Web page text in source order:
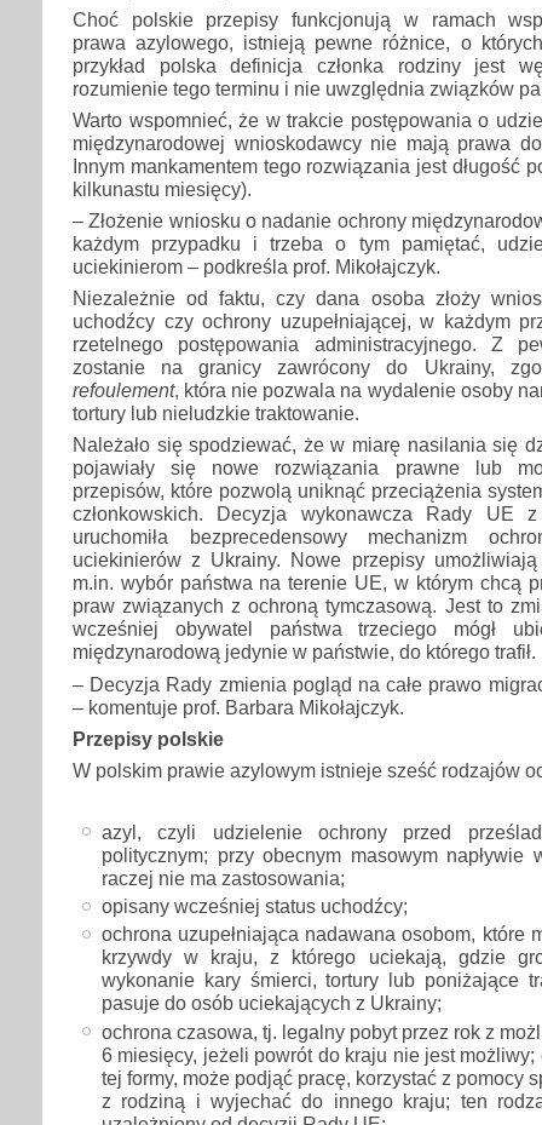
Choć polskie przepisy funkcjonują w ramach
prawa azylowego, istnieją pewne różnice, o
przykład polska definicja członka rodziny jest
rozumienie tego terminu i nie uwzględnia związków
Warto wspomnieć, że w trakcie postępowania o
międzynarodowej wnioskodawcy nie mają prawa
Innym mankamentem tego rozwiązania jest długość
kilkunastu miesięcy).
– Złożenie wniosku o nadanie ochrony
każdym przypadku i trzeba o tym pamiętać,
uciekinierom – podkreśla prof. Mikołajczyk.
Niezależnie od faktu, czy dana osoba złoży
uchodźcy czy ochrony uzupełniającej, w każdym
rzetelnego postępowania administracyjnego. Z
zostanie na granicy zawrócony do Ukrainy,
refoulement, która nie pozwala na wydalenie osoby
tortury lub nieludzkie traktowanie.
Należało się spodziewać, że w miarę nasilania się
pojawiały się nowe rozwiązania prawne lub
przepisów, które pozwolą uniknąć przeciążenia
członkowskich. Decyzja wykonawcza Rady UE
uruchomiła bezprecedensowy mechanizm
uciekinierów z Ukrainy. Nowe przepisy
m.in. wybór państwa na terenie UE, w którym chcą
praw związanych z ochroną tymczasową. Jest to
wcześniej obywatel państwa trzeciego mógł
międzynarodową jedynie w państwie, do którego trafił.
– Decyzja Rady zmienia pogląd na całe prawo
– komentuje prof. Barbara Mikołajczyk.
Przepisy polskie
W polskim prawie azylowym istnieje sześć rodzajów
azyl, czyli udzielenie ochrony przed
politycznym; przy obecnym masowym napływie
raczej nie ma zastosowania;
opisany wcześniej status uchodźcy;
ochrona uzupełniająca nadawana osobom, które
krzywdy w kraju, z którego uciekają, gdzie
wykonanie kary śmierci, tortury lub poniżające
pasuje do osób uciekających z Ukrainy;
ochrona czasowa, tj. legalny pobyt przez rok z
6 miesięcy, jeżeli powrót do kraju nie jest możliwy;
tej formy, może podjąć pracę, korzystać z pomocy
z rodziną i wyjechać do innego kraju; ten